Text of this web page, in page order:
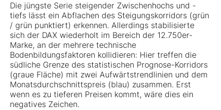
Kontakt
Die jüngste Serie steigender Zwischenhochs und -
tiefs lässt ein Abflachen des Steigungskorridors (grün
/ grün punktiert) erkennen. Allerdings stabilisierte
sich der DAX wiederholt im Bereich der 12.750er-
Marke, an der mehrere technische
Bodenbildungsfaktoren kollidieren: Hier treffen die
südliche Grenze des statistischen Prognose-Korridors
(graue Fläche) mit zwei Aufwärtstrendlinien und dem
Monatsdurchschnittspreis (blau) zusammen. Erst
wenn es zu tieferen Preisen kommt, wäre dies ein
negatives Zeichen.